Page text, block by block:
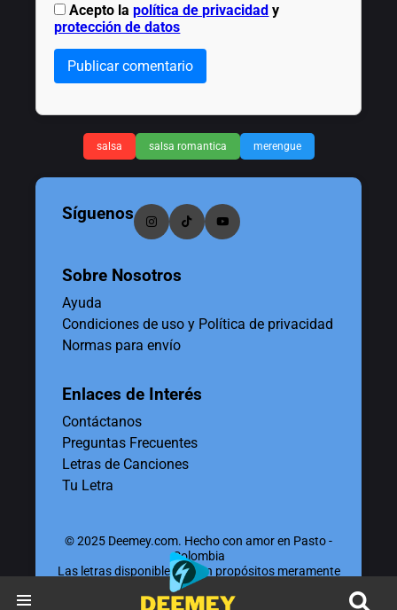
Acepto lapolítica de privacidad y
protección de datos
Publicar comentario
salsa salsa romantica merengue
Síguenos
Sobre Nosotros
Ayuda
Condiciones de uso y Política de privacidad
Normas para envío
Enlaces de Interés
Contáctanos
Preguntas Frecuentes
Letras de Canciones
Tu Letra
© 2025 Deemey.com. Hecho con amor en Pasto -
Colombia
Las letras disponibles tienen propósitos meramente
educativos